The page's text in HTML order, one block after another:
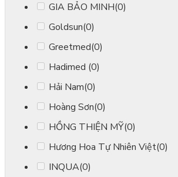
GIA BẢO MINH(0)
Goldsun(0)
Greetmed(0)
Hadimed (0)
Hải Nam(0)
Hoàng Sơn(0)
HỒNG THIỆN MỸ(0)
Hương Hoa Tự Nhiên Việt(0)
INQUA(0)